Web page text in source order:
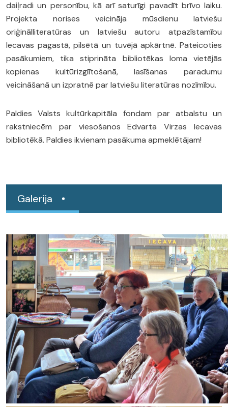
daiļradi un personību, kā arī saturīgi pavadīt brīvo laiku.
Projekta norises veicināja mūsdienu latviešu
oriģinālliteratūras un latviešu autoru atpazīstamību
Iecavas pagastā, pilsētā un tuvējā apkārtnē. Pateicoties
pasākumiem, tika stiprināta bibliotēkas loma vietējās
kopienas kultūrizglītošanā, lasīšanas paradumu
veicināšanā un izpratnē par latviešu literatūras nozīmību.
Paldies Valsts kultūrkapitāla fondam par atbalstu un
rakstniecēm par viesošanos Edvarta Virzas Iecavas
bibliotēkā. Paldies ikvienam pasākuma apmeklētājam!
Galerija